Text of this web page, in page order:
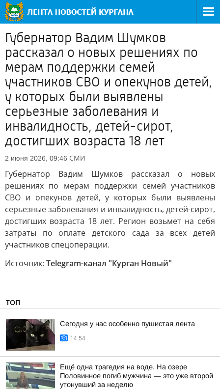
Губернатор Вадим Шумков
рассказал о новых решениях по
мерам поддержки семей
участников СВО и опекунов детей,
у которых были выявлены
серьезные заболевания и
инвалидность, детей-сирот,
достигших возраста 18 лет
2 июня 2026, 09:46 СМИ
Губернатор Вадим Шумков рассказал о новых
решениях по мерам поддержки семей участников
СВО и опекунов детей, у которых были выявлены
серьезные заболевания и инвалидность, детей-сирот,
достигших возраста 18 лет. Регион возьмет на себя
затраты по оплате детского сада за всех детей
участников спецоперации.
Источник: Telegram-канал "Курган Новый"
ТОП
Сегодня у нас особенно пушистая лента
14:54
Ещё одна трагедия на воде. На озере
Половинное погиб мужчина — это уже второй
утонувший за неделю